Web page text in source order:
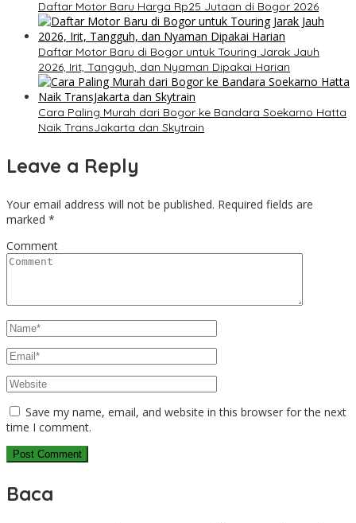
Daftar Motor Baru Harga Rp25 Jutaan di Bogor 2026
Daftar Motor Baru di Bogor untuk Touring Jarak Jauh
2026, Irit, Tangguh, dan Nyaman Dipakai Harian
Cara Paling Murah dari Bogor ke Bandara Soekarno Hatta
Naik TransJakarta dan Skytrain
Leave a Reply
Your email address will not be published. Required fields are
marked *
Comment
Save my name, email, and website in this browser for the next
time I comment.
Baca